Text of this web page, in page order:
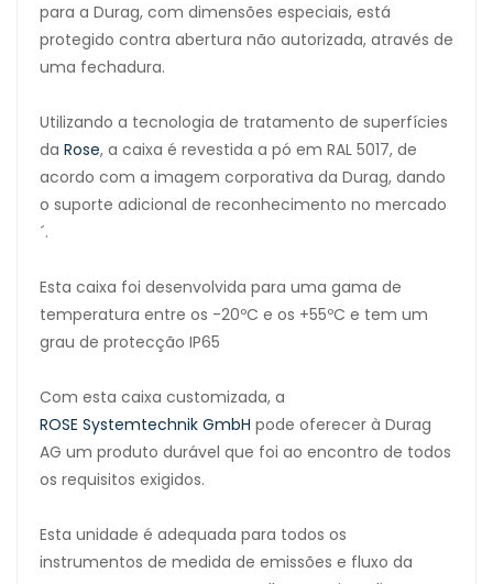
para a Durag, com dimensões especiais, está
protegido contra abertura não autorizada, através de
uma fechadura.
Utilizando a tecnologia de tratamento de superfícies
da Rose, a caixa é revestida a pó em RAL 5017, de
acordo com a imagem corporativa da Durag, dando
o suporte adicional de reconhecimento no mercado
´.
Esta caixa foi desenvolvida para uma gama de
temperatura entre os -20ºC e os +55ºC e tem um
grau de protecção IP65
Com esta caixa customizada, a
ROSE Systemtechnik GmbH pode oferecer à Durag
AG um produto durável que foi ao encontro de todos
os requisitos exigidos.
Esta unidade é adequada para todos os
instrumentos de medida de emissões e fluxo da